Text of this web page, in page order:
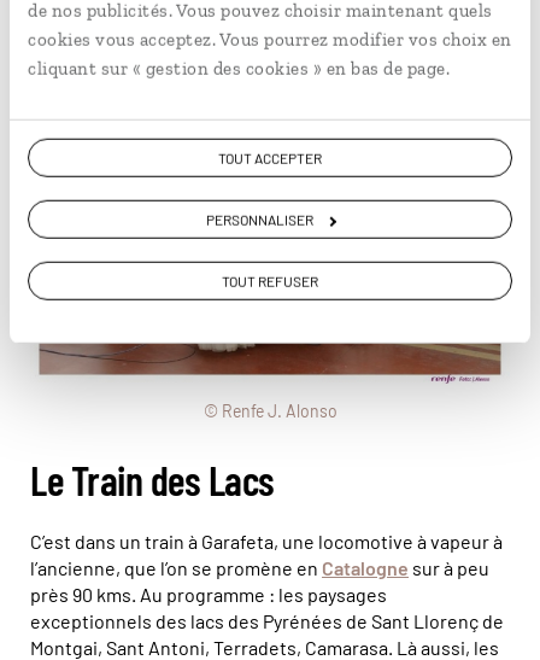
de nos publicités. Vous pouvez choisir maintenant quels
cookies vous acceptez. Vous pourrez modifier vos choix en
cliquant sur « gestion des cookies » en bas de page.
TOUT ACCEPTER
PERSONNALISER
TOUT REFUSER
Siguënza, une ville au riche patrimoine historique.
© Renfe J. Alonso
Le Train des Lacs
C’est dans un train à Garafeta, une locomotive à vapeur à
l’ancienne, que l’on se promène en Catalogne sur à peu
près 90 kms. Au programme : les paysages
exceptionnels des lacs des Pyrénées de Sant Llorenç de
Montgai, Sant Antoni, Terradets, Camarasa. Là aussi, les